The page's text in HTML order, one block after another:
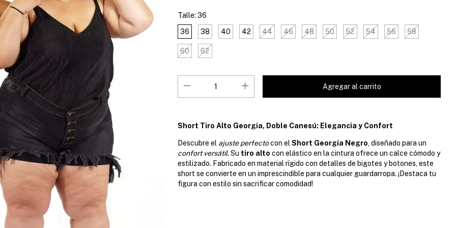
Talle: 36
36
38 40 42 44 46 48 50 52 54 56 58
60 62
Short Tiro Alto Georgia, Doble Canesú: Elegancia y Confort
Descubre el ajuste perfectocon el Short Georgia Negro, diseñado para un
confort versátil. Su tiro alto con elástico en la cintura ofrece un calce cómodo y
estilizado. Fabricado en material rígido con detalles de bigotes y botones, este
short se convierte en un imprescindible para cualquier guardarropa. ¡Destaca tu
figura con estilo sin sacrificar comodidad!